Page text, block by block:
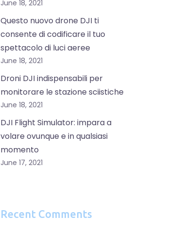
June 18, 2021
Questo nuovo drone DJI ti
consente di codificare il tuo
spettacolo di luci aeree
June 18, 2021
Droni DJI indispensabili per
monitorare le stazione sciistiche
June 18, 2021
DJI Flight Simulator: impara a
volare ovunque e in qualsiasi
momento
June 17, 2021
Recent Comments